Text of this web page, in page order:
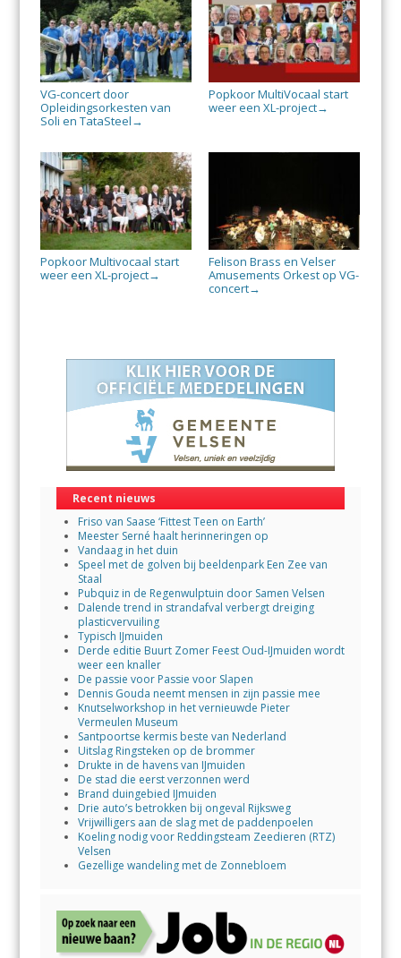
VG-concert door
Opleidingsorkesten van
Soli en TataSteel →
Popkoor MultiVocaal start
weer een XL-project→
Popkoor Multivocaal start
weer een XL-project→
Felison Brass en Velser
Amusements Orkest op VG-
concert→
Recent nieuws
Friso van Saase ‘Fittest Teen on Earth’
Meester Serné haalt herinneringen op
Vandaag in het duin
Speel met de golven bij beeldenpark Een Zee van
Staal
Pubquiz in de Regenwulptuin door Samen Velsen
Dalende trend in strandafval verbergt dreiging
plasticvervuiling
Typisch IJmuiden
Derde editie Buurt Zomer Feest Oud-IJmuiden wordt
weer een knaller
De passie voor Passie voor Slapen
Dennis Gouda neemt mensen in zijn passie mee
Knutselworkshop in het vernieuwde Pieter
Vermeulen Museum
Santpoortse kermis beste van Nederland
Uitslag Ringsteken op de brommer
Drukte in de havens van IJmuiden
De stad die eerst verzonnen werd
Brand duingebied IJmuiden
Drie auto’s betrokken bij ongeval Rijksweg
Vrijwilligers aan de slag met de paddenpoelen
Koeling nodig voor Reddingsteam Zeedieren (RTZ)
Velsen
Gezellige wandeling met de Zonnebloem